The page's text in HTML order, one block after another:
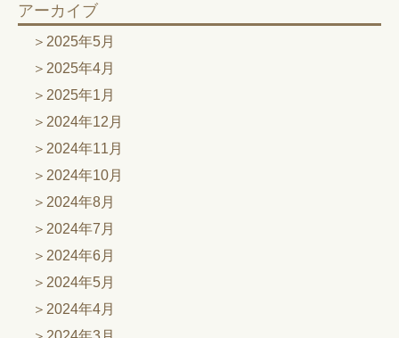
アーカイブ
2025年5月
2025年4月
2025年1月
2024年12月
2024年11月
2024年10月
2024年8月
2024年7月
2024年6月
2024年5月
2024年4月